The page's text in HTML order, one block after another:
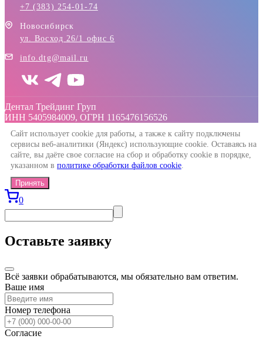
+7 (383) 254-01-74
Новосибирск
ул. Восход 26/1 офис 6
info.dtg@mail.ru
Дентал Трейдинг Груп
ИНН 5405984009, ОГРН 1165476156526
Сайт использует cookie для работы, а также к сайту подключены
сервисы веб-аналитики (Яндекс) использующие cookie. Оставаясь на
сайте, вы даёте свое согласие на сбор и обработку cookie в порядке,
указанном в политике обработки файлов cookie.
Принять
0
Оставьте заявку
Всё заявки обрабатываются, мы обязательно вам ответим.
Ваше имя
Номер телефона
Согласие